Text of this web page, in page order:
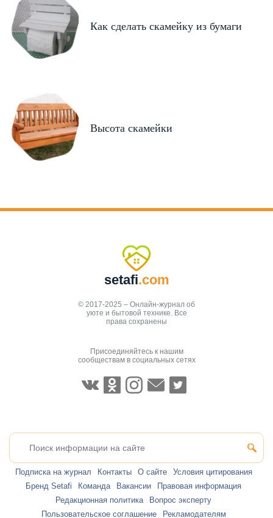
Как сделать скамейку из бумаги
Высота скамейки
setafi.com
© 2017-2025 – Онлайн-журнал об
уюте и бытовой технике. Все
права сохранены
Присоединяйтесь к нашим
сообществам в социальных сетях
Подписка на журнал Контакты О сайте
Условия цитирования
Бренд Setafi
Команда Вакансии
Правовая информация
Редакционная политика
Вопрос эксперту
Пользовательское соглашение
Рекламодателям